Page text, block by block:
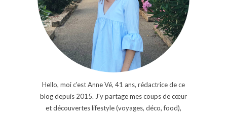
Hello, moi c'est Anne Vé, 41 ans, rédactrice de ce
blog depuis 2015. J'y partage mes coups de cœur
et découvertes lifestyle (voyages, déco, food),